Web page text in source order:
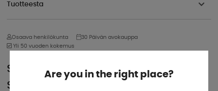
Tuotteesta
Osaava henkilökunta
30 Päivän avokauppa
Yli 50 vuoden kokemus
SUOSITTU
SAMASSA
Are you in the right place?